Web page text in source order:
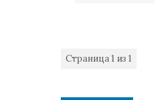
Страница1 из 1